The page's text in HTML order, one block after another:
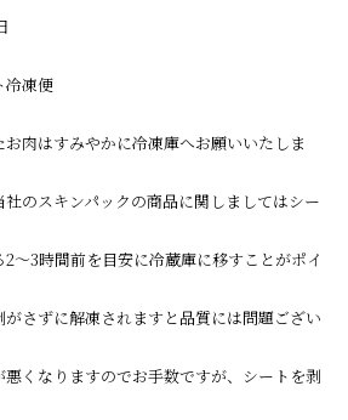
凍便
みやかに冷凍庫へお願いいたしま
ンパックの商品に関しましてはシー
前を目安に冷蔵庫に移すことがポイ
解凍されますと品質には問題ござい
ますのでお手数ですが、シートを剥